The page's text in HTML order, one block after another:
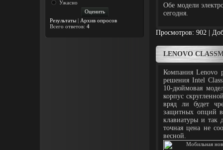
Ужасно
Результаты | Архив опросов
Всего ответов: 4
Обе модели
сегодня.
Просмотров: 902 |
LENOVO
Компания Lenovo
решения Intel
10-дюймовая
корпус
вряд ли будет
защитных опций
клавиатуры и так
точная цена не
весной.